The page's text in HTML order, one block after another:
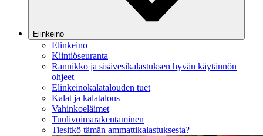
Elinkeino
Elinkeino
Kiintiöseuranta
Rannikko ja sisävesikalastuksen hyvän käytännön
ohjeet
Elinkeinokalatalouden tuet
Kalat ja kalatalous
Vahinkoeläimet
Tuulivoimarakentaminen
Tiesitkö tämän ammattikalastuksesta?